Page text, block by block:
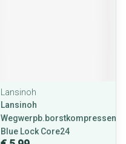
Lansinoh
Lansinoh
Wegwerpb.borstkompressen
Blue Lock Core24